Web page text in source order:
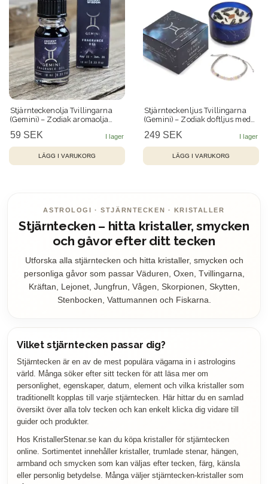
Stjärnteckenolja Tvillingarna
(Gemini) – Zodiak aromaolja
59 SEK
Stjärnteckenljus Tvillingarna
(Gemini) – Zodiak doftljus med
249 SEK
ASTROLOGI · STJÄRNTECKEN · KRISTALLER
Stjärntecken – hitta kristaller, smycken
och gåvor efter ditt tecken
Utforska alla stjärntecken och hitta kristaller, smycken och
personliga gåvor som passar Väduren, Oxen, Tvillingarna,
Kräftan, Lejonet, Jungfrun, Vågen, Skorpionen, Skytten,
Stenbocken, Vattumannen och Fiskarna.
Vilket stjärntecken passar dig?
Stjärntecken är en av de mest populära vägarna in i astrologins
värld. Många söker efter sitt tecken för att läsa mer om
personlighet, egenskaper, datum, element och vilka kristaller som
traditionellt kopplas till varje stjärntecken. Här hittar du en samlad
översikt över alla tolv tecken och kan enkelt klicka dig vidare till
guider och produkter.
Hos KristallerStenar.se kan du köpa kristaller för stjärntecken
online. Sortimentet innehåller kristaller, trumlade stenar, hängen,
armband och smycken som kan väljas efter tecken, färg, känsla
eller personlig betydelse. Många väljer stjärntecken-kristaller som